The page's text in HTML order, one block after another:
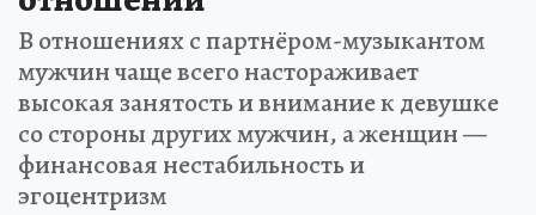
В отношениях с партнёром-музыкантом
мужчин чаще всего настораживает
высокая занятость и внимание к девушке
со стороны других мужчин, а женщин —
финансовая нестабильность и
эгоцентризм